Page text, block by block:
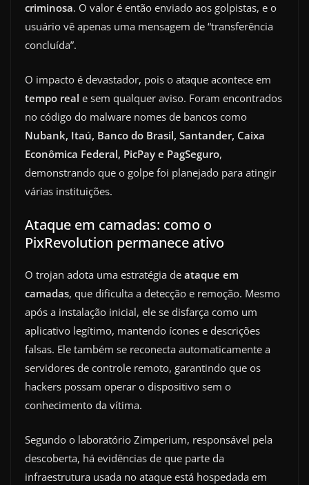
criminosa. O valor é então enviado aos golpistas, e o
usuário vê apenas uma mensagem de “transferência
concluída”.
O impacto é devastador, pois o ataque acontece em
tempo real e sem qualquer aviso. Foram encontrados
no código do malware nomes de bancos como
Nubank, Itaú, Banco do Brasil, Santander, Caixa
Econômica Federal, PicPay e PagSeguro,
demonstrando que o golpe foi planejado para atingir
várias instituições.
Ataque em camadas: como o
PixRevolution permanece ativo
O trojan adota uma estratégia de ataque em
camadas, que dificulta a detecção e remoção. Mesmo
após a instalação inicial, ele se disfarça como um
aplicativo legítimo, mantendo ícones e descrições
falsas. Ele também se reconecta automaticamente a
servidores de controle remoto, garantindo que os
hackers possam operar o dispositivo sem o
conhecimento da vítima.
Segundo o laboratório Zimperium, responsável pela
descoberta, há evidências de que parte da
infraestrutura usada no ataque está hospedada em